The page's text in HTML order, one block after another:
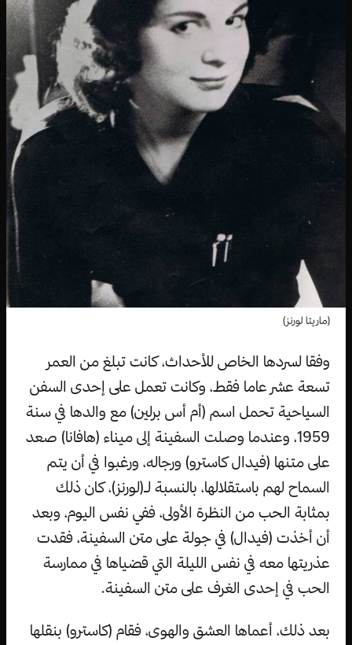
(ماريتا لورنز)
وفقا لسردها الخاص للأحداث، كانت تبلغ من العمر
تسعة عشر عاما فقط، وكانت تعمل على إحدى السفن
السياحية تحمل اسم (أم أس برلين) مع والدها في سنة
1959، وعندما وصلت السفينة إلى ميناء (هافانا) صعد
على متنها (فيدال كاسترو) ورجاله، ورغبوا في أن يتم
السماح لهم باستقلالها، بالنسبة لـ(لورنز)، كان ذلك
بمثابة الحب من النظرة الأولى، ففي نفس اليوم، وبعد
أن أخذت (فيدال) في جولة على متن السفينة، فقدت
عذريتها معه في نفس الليلة التي قضياها في ممارسة
الحب في إحدى الغرف على متن السفينة.
بعد ذلك، أعماها العشق والهوى، فقام (كاسترو) بنقلها